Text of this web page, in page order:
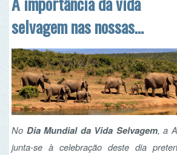
junta-se à celebração deste dia pretendendo
aumentar a consciencialização sobre os animais
e plantas selvagens e em vias de extinção no
mundo e em parceria com o Clube Ciência Vida
da Escola e projeto Eco-Escolas da Secundária
Quinta do Marquês – Oeiras promove uma
exposição de Arte e Concurso sobre a
diversidade de insetos dos alunos do 12º Ano,
dos alunos da professora Beatriz Chagas.
Ler mais...